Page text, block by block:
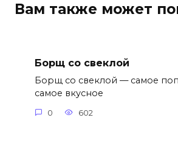
Вам также может
Борщ со свеклой
Борщ со свеклой — самое
самое вкусное
0 602